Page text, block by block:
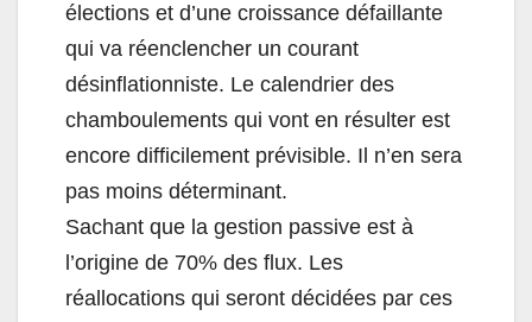
élections et d’une croissance défaillante
qui va réenclencher un courant
désinflationniste. Le calendrier des
chamboulements qui vont en résulter est
encore difficilement prévisible. Il n’en sera
pas moins déterminant.
Sachant que la gestion passive est à
l’origine de 70% des flux. Les
réallocations qui seront décidées par ces